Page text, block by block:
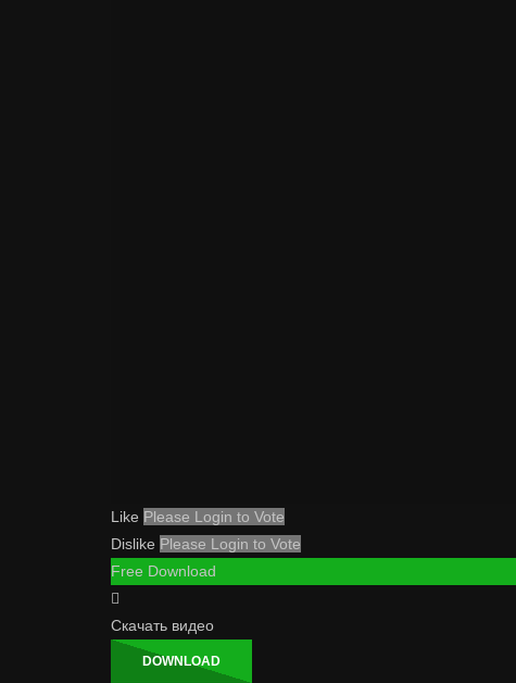
Like Please Login to Vote
Dislike Please Login to Vote
Free Download
Скачать видео
DOWNLOAD